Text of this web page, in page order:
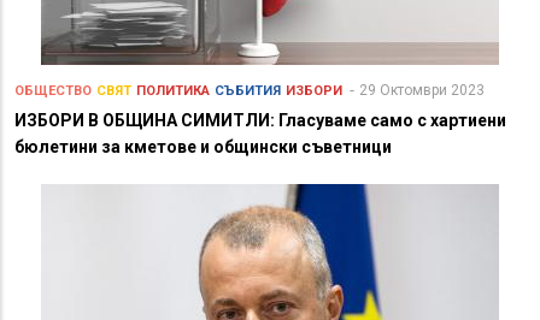
ОБЩЕСТВО СВЯТ ПОЛИТИКА СЪБИТИЯ ИЗБОРИ 29 Октомври 2023
ИЗБОРИ В ОБЩИНА СИМИТЛИ: Гласуваме само с хартиени
бюлетини за кметове и общински съветници